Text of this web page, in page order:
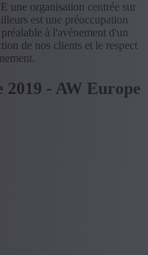
une organisation centrée sur
est une préoccupation
à l'avènement d'un
de nos clients et le respect
- AW Europe